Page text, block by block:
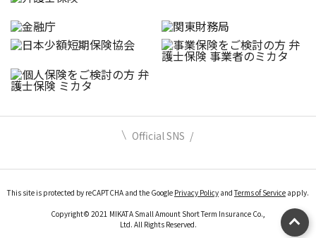
Official SNS
This site is protected by reCAPTCHA and the Google Privacy Policy andTerms of Service apply.
Copyright© 2021 MIKATA Small Amount Short Term Insurance Co.,
Ltd. All Rights Reserved.